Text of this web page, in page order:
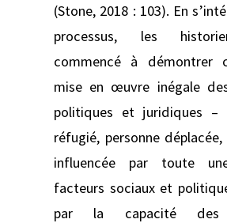
(Stone, 2018 : 103). En
processus, les
commencé à démontrer
mise en œuvre inégale
politiques et juridiques –
réfugié, personne
influencée par toute
facteurs sociaux et
par la capacité des